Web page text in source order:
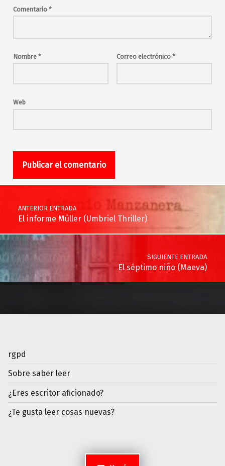
Comentario *
Nombre * Correo electrónico *
Web
Navegación de entradas
ANTERIOR ENTRADA
El informe Müller (Umbriel Thriller)
SIGUIENTE ENTRADA
El séptimo niño (Maeva)
rgpd
Sobre saber leer
¿Eres escritor aficionado?
¿Te gusta leer cosas nuevas?